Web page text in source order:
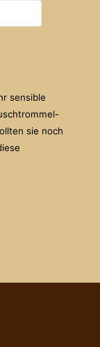
sensible
sie noch